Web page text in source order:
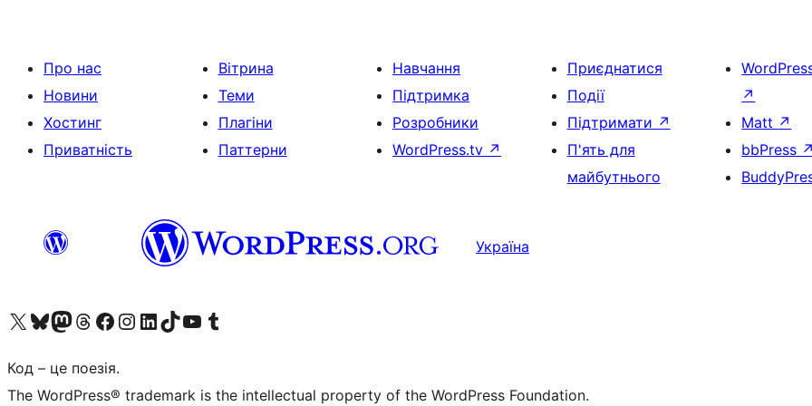
Про нас
Новини
Хостинг
Приватність
Вітрина
Теми
Плагіни
Паттерни
Навчання
Підтримка
Розробники
WordPress.tv ↗
Приєднатися
Події
Підтримати ↗
П'ять для
майбутнього
↗
Matt ↗
bbPress ↗
Україна
Visit our X (formerly Twitter) account
Visit our Bluesky account
Завітайте до нашої стрічки в Mastodon
Visit our Threads account
Завітайте на нашу сторінку в Facebook
Visit our Instagram account
Visit our LinkedIn account
Visit our TikTok account
Visit our YouTube channel
Visit our Tumblr account
Код – це поезія.
The WordPress® trademark is the intellectual property of the WordPress Foundation.